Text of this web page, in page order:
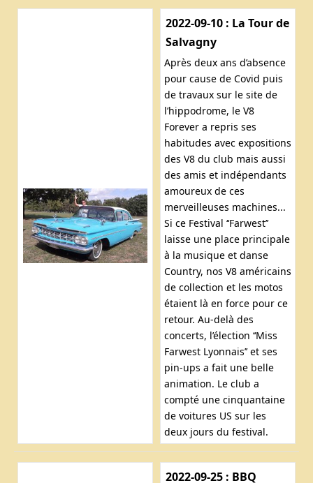
2022-09-10 : La Tour de
Salvagny
Après deux ans d’absence
pour cause de Covid puis
de travaux sur le site de
l’hippodrome, le V8
Forever a repris ses
habitudes avec expositions
des V8 du club mais aussi
des amis et indépendants
amoureux de ces
merveilleuses machines...
Si ce Festival ‘‘Farwest’’
laisse une place principale
à la musique et danse
Country, nos V8 américains
de collection et les motos
étaient là en force pour ce
retour. Au-delà des
concerts, l’élection ‘‘Miss
Farwest Lyonnais’’ et ses
pin-ups a fait une belle
animation. Le club a
compté une cinquantaine
de voitures US sur les
deux jours du festival.
2022-09-25 : BBQ